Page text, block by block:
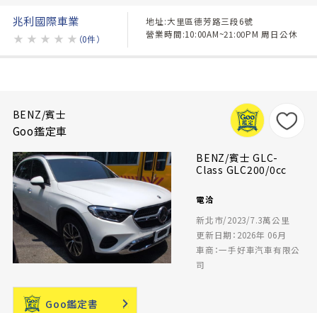
兆利國際車業
★ ★ ★ ★ ★ （0件）
地址:大里區德芳路三段6號
營業時間:10:00AM~21:00PM 周日公休
BENZ/賓士
Goo鑑定車
BENZ/賓士 GLC-
Class GLC200/0cc
電洽
新北市/2023/7.3萬公里
更新日期：2026年 06月
車商：一手好車汽車有限公
司
Goo鑑定書